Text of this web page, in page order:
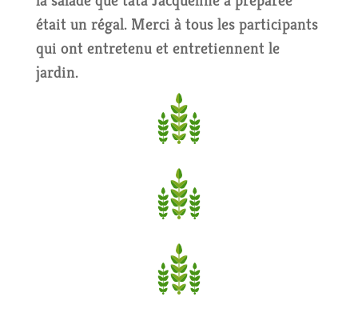
était un régal. Merci à tous les participants
qui ont entretenu et entretiennent le
jardin.